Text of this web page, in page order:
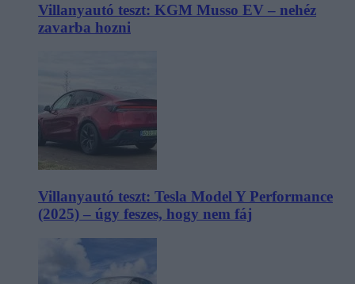
Villanyautó teszt: KGM Musso EV – nehéz
zavarba hozni
Villanyautó teszt: Tesla Model Y Performance
(2025) – úgy feszes, hogy nem fáj